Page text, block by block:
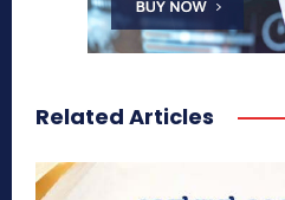
Related Articles